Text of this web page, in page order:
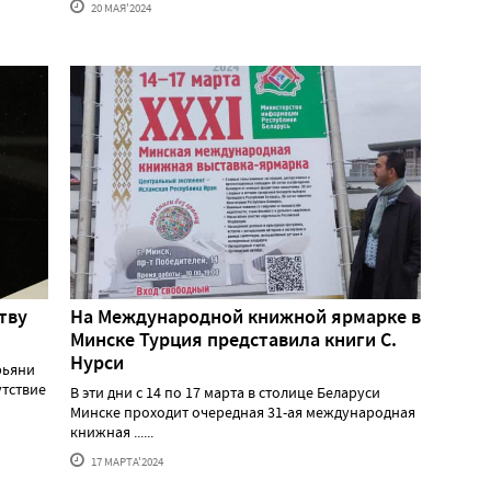
20 МАЯ'2024
На Международной книжной ярмарке в
Минске Турция представила книги С.
Нурси
В эти дни с 14 по 17 марта в столице Беларуси
Минске проходит очередная 31-ая международная
книжная ......
17 МАРТА'2024